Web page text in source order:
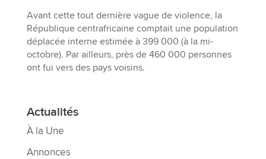
Avant cette tout dernière vague de violence, la
République centrafricaine comptait une population
déplacée interne estimée à 399 000 (à la mi-
octobre). Par ailleurs, près de 460 000 personnes
ont fui vers des pays voisins.
Actualités
À la Une
Annonces